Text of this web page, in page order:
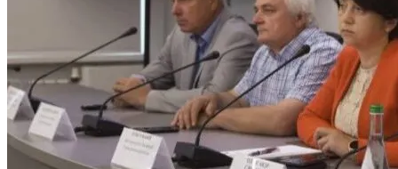
Военные Рельсы Спасут Британскую
Экономику?
Индия Не Будет Спрашивать
Разрешения На Запуск Моделей ИИ
В Украине Вновь Ожидаются
Проливные Дожди